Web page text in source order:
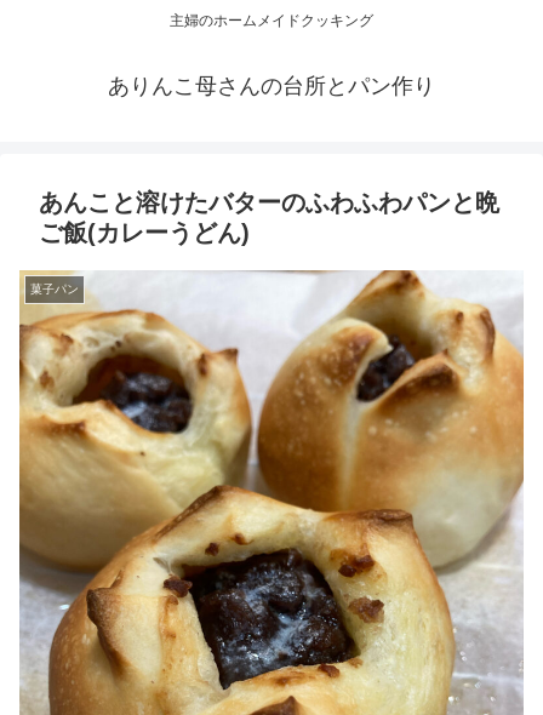
主婦のホームメイドクッキング
ありんこ母さんの台所とパン作り
あんこと溶けたバターのふわふわパンと晩
ご飯(カレーうどん)
菓子パン